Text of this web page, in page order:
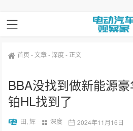
首页 -文章-深度- 正文
BBA没找到做新能源
铂HL找到了
田, 辉 深度 2024年11月16日